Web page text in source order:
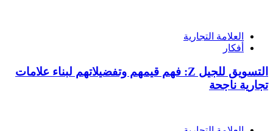
العلامة التجارية
أفكار
التسويق للجيل Z: فهم قيمهم وتفضيلاتهم لبناء علامات
تجارية ناجحة